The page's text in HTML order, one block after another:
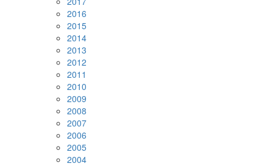
2016
2015
2014
2013
2012
2011
2010
2009
2008
2007
2006
2005
2004